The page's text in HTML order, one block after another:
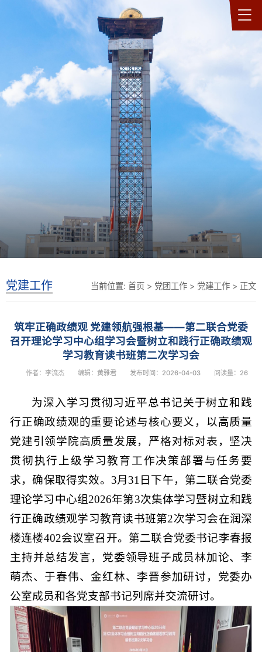
当前位置: 首页 > 党团工作 > 党建工作 > 正文
党建工作
筑牢正确政绩观 党建领航强根基——第二联合党委
召开理论学习中心组学习会暨树立和践行正确政绩观
学习教育读书班第二次学习会
作者：李流杰 编辑：黄雅君 发布时间：2026-04-03 阅读量： 26
为深入学习贯彻习近平总书记关于树立和践
行正确政绩观的重要论述与核心要义，以高质量
党建引领学院高质量发展，严格对标对表，坚决
贯彻执行上级学习教育工作决策部署与任务要
求，确保取得实效。3月31日下午，第二联合党委
理论学习中心组2026年第3次集体学习暨树立和践
行正确政绩观学习教育读书班第2次学习会在润深
楼连楼402会议室召开。第二联合党委书记李春报
主持并总结发言，党委领导班子成员林加论、李
萌杰、于春伟、金红林、李晋参加研讨，党委办
公室成员和各党支部书记列席并交流研讨。